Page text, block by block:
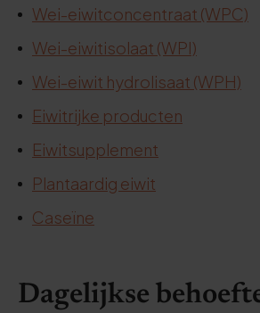
Wei-eiwitconcentraat (WPC)
Wei-eiwitisolaat (WPI)
Wei-eiwit hydrolisaat (WPH)
Eiwitrijke producten
Eiwitsupplement
Plantaardig eiwit
Caseïne
Dagelijkse